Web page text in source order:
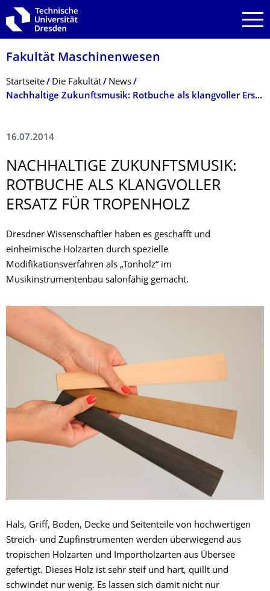
Zur Hauptnavigation springen
Zur Suche springen
Zum Inhalt springen
Fakultät Maschinenwesen
Breadcrumb-Menü
Startseite Die Fakultät
News
Nachhaltige Zukunftsmusik: Rotbuche als klangvoller Ersatz für Tropenholz
16.07.2014
NACHHALTIGE ZUKUNFTSMUSIK:
ROTBUCHE ALS KLANGVOLLER
ERSATZ FÜR TROPENHOLZ
Dresdner Wissenschaftler haben es geschafft und
einheimische Holzarten durch spezielle
Modifikationsverfahren als „Tonholz“ im
Musikinstrumentenbau salonfähig gemacht.
Hals, Griff, Boden, Decke und Seitenteile von hochwertigen
Streich- und Zupfinstrumenten werden überwiegend aus
tropischen Holzarten und Importholzarten aus Übersee
gefertigt. Dieses Holz ist sehr steif und hart, quillt und
schwindet nur wenig. Es lassen sich damit nicht nur